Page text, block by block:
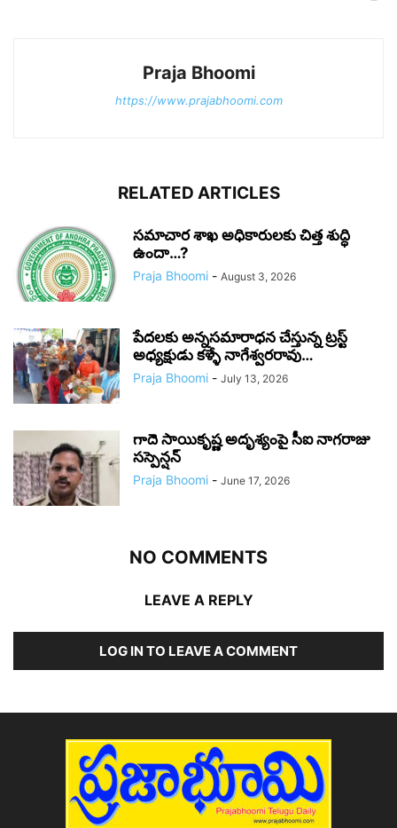
Praja Bhoomi
https://www.prajabhoomi.com
RELATED ARTICLES
సమాచార శాఖ అధికారులకు చిత్త శుద్ధి
ఉందా…?
Praja Bhoomi - August 3, 2026
పేదలకు అన్నసమారాధన చేస్తున్న ట్రస్ట్
అధ్యక్షుడు కళ్ళే నాగేశ్వరరావు…
Praja Bhoomi - July 13, 2026
గాదె సాయికృష్ణ అదృశ్యంపై సీఐ నాగరాజు
సస్పెన్షన్
Praja Bhoomi - June 17, 2026
NO COMMENTS
LEAVE A REPLY
LOG IN TO LEAVE A COMMENT